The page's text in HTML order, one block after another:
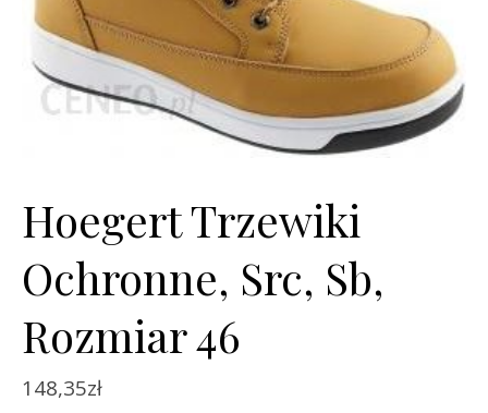
Hoegert Trzewiki
Ochronne, Src, Sb,
Rozmiar 46
148,35zł